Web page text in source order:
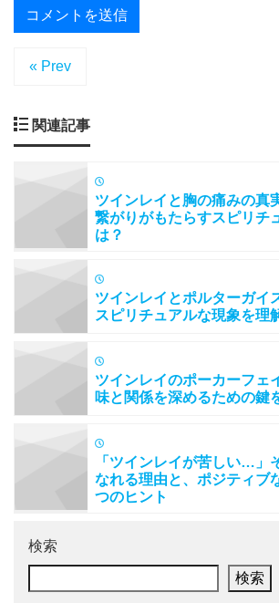
« Prev
関連記事
ツインレイと胸の痛みの真
繋がりがもたらすスピリチ
は？
ツインレイとポルターガイ
スピリチュアルな現象を理
ツインレイのポーカーフェ
味と関係を深めるための鍵
「ツインレイが苦しい…」
なれる理由と、ポジティブ
つのヒント
検索
検索